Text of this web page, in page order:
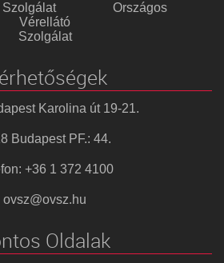
Országos
Vérellátó
Szolgálat
Karolina út 19-21.
Budapest PF.: 44.
+36 1 372 4100
ovsz@ovsz.hu
Oldalak